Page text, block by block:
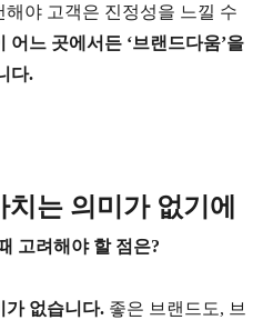
야 고객은 진정성을 느낄 수
어느 곳에서든 ‘브랜드다움’을
다.
는 의미가 없기에
고려해야 할 점은?
가 없습니다. 좋은 브랜드도, 브